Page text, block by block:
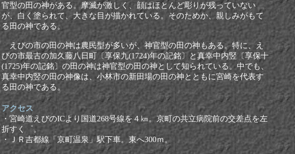
官型の田の神がある。摩滅が激しく、顔はほとんど彫りが残っていない
が、白く塗られて、大きな目が描かれている。そのためか、親しみがもて
る田の神である。
えびの市の田の神は農民型が多いが、神官型の田の神もある。特に、え
びの市最古の加久藤八日町〔享保九(1724)年の記銘〕と真幸中内竪〔享保十
(1725)年の記銘〕の田の神は神官型の田の神として知られている。中でも、
真幸中内竪の田の神像は、小林市の新田場の田の神とともに宮崎を代表す
る田の神である。
アクセス
・宮崎道えびのICより国道268号線を４㎞。京町の共立病院前の交差点を左
折すく゜。
・ＪＲ吉都線「京町温泉」駅下車。東へ300ｍ。